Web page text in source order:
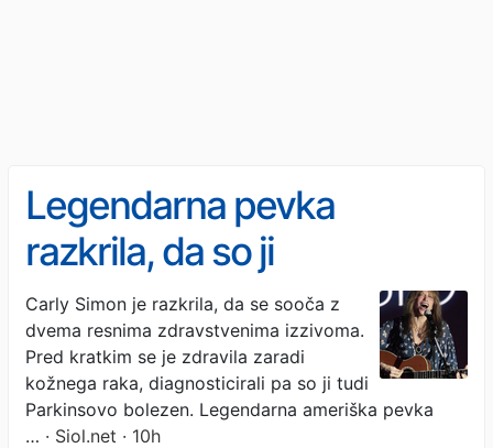
Legendarna pevka
razkrila, da so ji
diagnosticirali kar dve hudi
bolezni
Carly Simon je razkrila, da se sooča z
dvema resnima zdravstvenima izzivoma.
Pred kratkim se je zdravila zaradi
kožnega raka, diagnosticirali pa so ji tudi
Parkinsovo bolezen. Legendarna ameriška pevka
… · Siol.net · 10h